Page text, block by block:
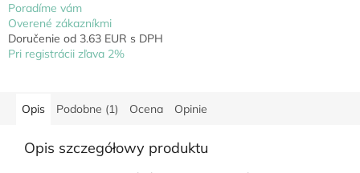
Poradíme vám
Overené zákazníkmi
Doručenie od 3.63 EUR s DPH
Pri registrácii zľava 2%
Opis Podobne (1) Ocena Opinie
Opis szczegółowy produktu